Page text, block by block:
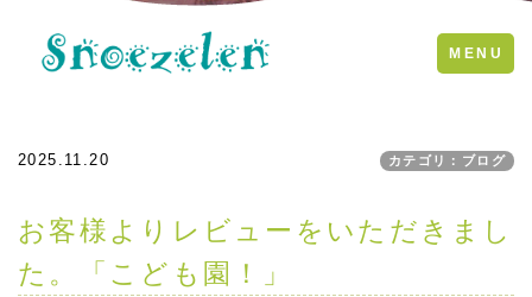
Toggle
navigation
MENU
2025.11.20 カテゴリ：ブログ
お客様よりレビューをいただきまし
た。「こども園！」